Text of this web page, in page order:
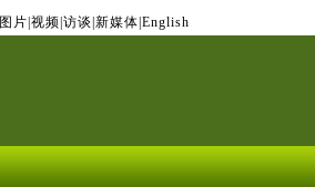
图片 视频 访谈 新媒体 English